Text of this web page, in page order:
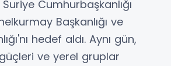
Cumhurbaşkanlığı
Başkanlığı ve
hedef aldı. Aynı gün,
ve yerel gruplar